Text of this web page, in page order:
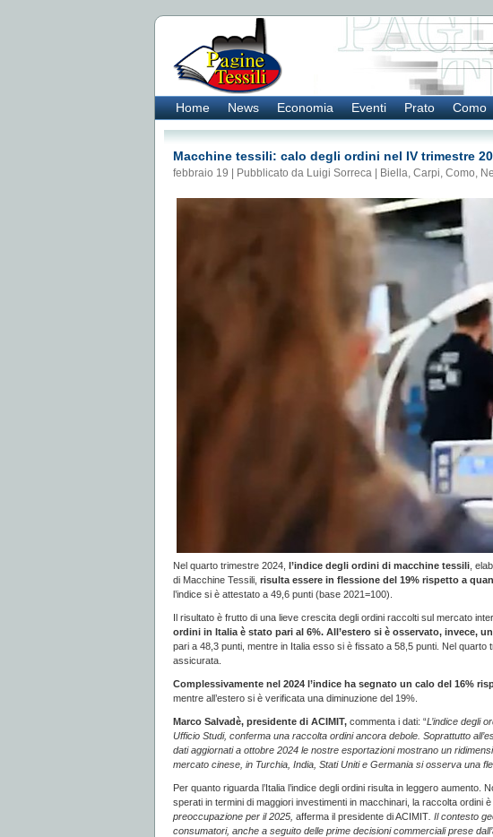
Home News Economia Eventi Prato Como
Macchine tessili: calo degli ordini nel IV trimestre
febbraio 19 | Pubblicato da Luigi Sorreca | Biella, Carpi, Como,
Nel quarto trimestre 2024, l’indice degli ordini di macchine tessili ,
di Macchine Tessili, risulta essere in flessione del 19% rispetto a
l’indice si è attestato a 49,6 punti (base 2021=100).
Il risultato è frutto di una lieve crescita degli ordini raccolti sul mercato
ordini in Italia è stato pari al 6%. All’estero si è osservato, invece,
pari a 48,3 punti, mentre in Italia esso si è fissato a 58,5 punti. Nel
assicurata.
Complessivamente nel 2024 l’indice ha segnato un calo del 16%
mentre all’estero si è verificata una diminuzione del 19%.
Marco Salvadè, presidente di ACIMIT, commenta i dati: “L’indice degli
Ufficio Studi, conferma una raccolta ordini ancora debole. Soprattutto
dati aggiornati a ottobre 2024 le nostre esportazioni mostrano un
mercato cinese, in Turchia, India, Stati Uniti e Germania si osserva una
Per quanto riguarda l’Italia l’indice degli ordini risulta in leggero
sperati in termini di maggiori investimenti in macchinari, la raccolta ordini
preoccupazione per il 2025, afferma il presidente di ACIMIT . Il contesto
consumatori, anche a seguito delle prime decisioni commerciali prese